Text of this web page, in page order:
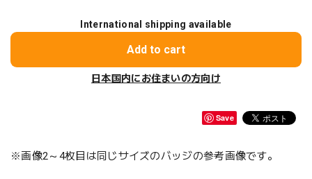
International shipping available
Add to cart
日本国内にお住まいの方向け
Save
※画像2～4枚目は同じサイズのバッジの参考画像です。